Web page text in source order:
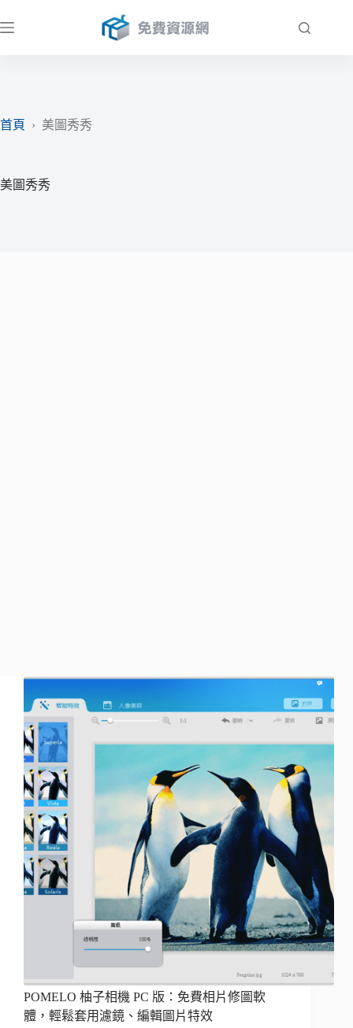
至
首頁
› 美圖秀秀
美圖秀秀
POMELO 柚子相機 PC 版：免費相片修圖軟
體，輕鬆套用濾鏡、編輯圖片特效